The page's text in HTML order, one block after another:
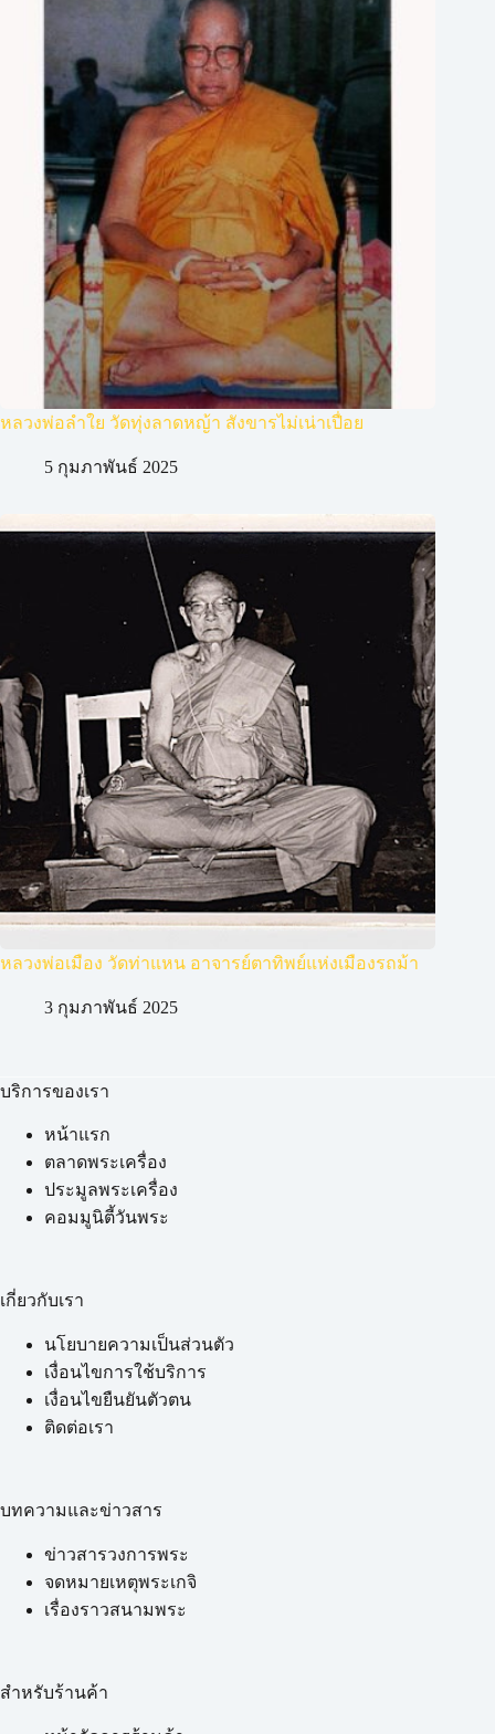
หลวงพ่อลำใย วัดทุ่งลาดหญ้า สังขารไม่เน่าเปื่อย
5 กุมภาพันธ์ 2025
หลวงพ่อเมือง วัดท่าแหน อาจารย์ตาทิพย์แห่งเมืองรถม้า
3 กุมภาพันธ์ 2025
บริการของเรา
หน้าแรก
ตลาดพระเครื่อง
ประมูลพระเครื่อง
คอมมูนิตี้วันพระ
เกี่ยวกับเรา
นโยบายความเป็นส่วนตัว
เงื่อนไขการใช้บริการ
เงื่อนไขยืนยันตัวตน
ติดต่อเรา
บทความและข่าวสาร
ข่าวสารวงการพระ
จดหมายเหตุพระเกจิ
เรื่องราวสนามพระ
สำหรับร้านค้า